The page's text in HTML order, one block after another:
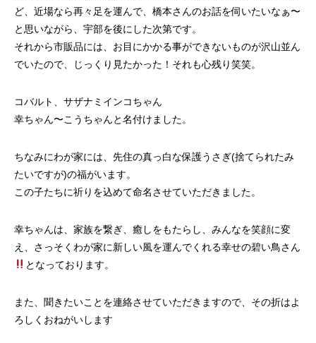
ど、近場なら再々足を運んで、橋本さんのお話を伺いたいなぁ〜
と思いながら、宇部を後にした次第です。
それから市販品には、お目にかかる事ができないものが沢山並ん
でいたので、じっくり見たかった！それも心残り笑笑。
コバルト、サザナミインコちゃん
幸ちゃん〜こうちゃんと名付けました。
ちなみにわが家には、先住の真っ白な保護うさぎ(捨てられたみ
たいですが)の福がいます。
この子たちに祈りを込めて命名させていただきました。
幸ちゃんは、家族を繋ぎ、癒しをもたらし、みんなを笑顔に変
え、さっそくわが家に新しい風を運んでくれる幸せの碧い鳥さん
となっております。
また、聞きたいことを連絡させていただきますので、その折はよ
ろしくおねがいします